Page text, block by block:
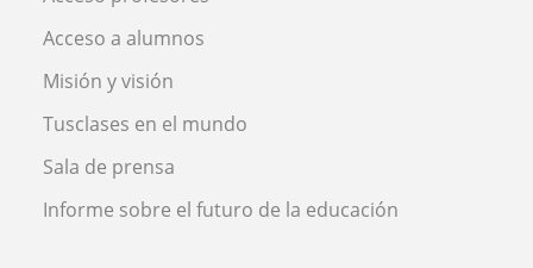
Acceso a alumnos
Misión y visión
Tusclases en el mundo
Sala de prensa
Informe sobre el futuro de la educación